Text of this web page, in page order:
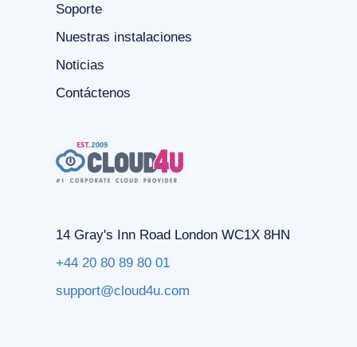
Soporte
Nuestras instalaciones
Noticias
Contáctenos
14 Gray's Inn Road London WC1X 8HN
+44 20 80 89 80 01
support@cloud4u.com